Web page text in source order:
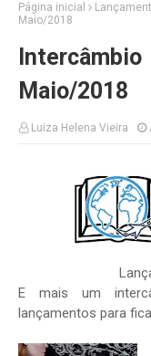
Página inicial
Maio/2018
Maio/2018
Luiza Helena Vieira
E mais um
lançamentos para